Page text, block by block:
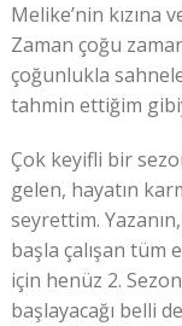
Melike’nin kızına
Zaman çoğu
çoğunlukla
tahmin ettiğim
Çok keyifli bir
gelen, hayatın
seyrettim.
başla çalışan tüm
için henüz 2.
başlayacağı belli